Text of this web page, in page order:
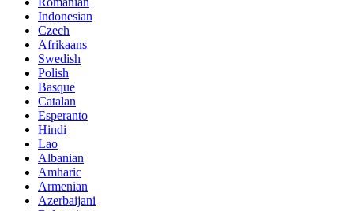
Indonesian
Czech
Afrikaans
Swedish
Polish
Basque
Catalan
Esperanto
Hindi
Lao
Albanian
Amharic
Armenian
Azerbaijani